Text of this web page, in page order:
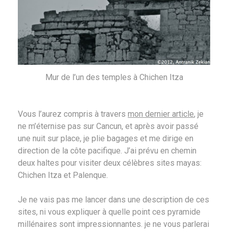
Mur de l’un des temples à Chichen Itza
Vous l’aurez compris à travers mon dernier article, je
ne m’éternise pas sur Cancun, et après avoir passé
une nuit sur place, je plie bagages et me dirige en
direction de la côte pacifique. J’ai prévu en chemin
deux haltes pour visiter deux célèbres sites mayas:
Chichen Itza et Palenque.
Je ne vais pas me lancer dans une description de ces
sites, ni vous expliquer à quelle point ces pyramide
millénaires sont impressionnantes. je ne vous parlerai